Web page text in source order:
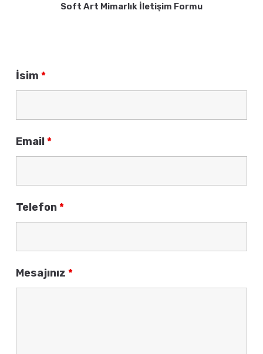
Soft Art Mimarlık İletişim Formu
İsim*
Email*
Telefon*
Mesajınız*